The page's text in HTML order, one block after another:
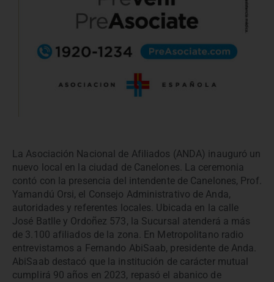
La Asociación Nacional de Afiliados (ANDA) inauguró un
nuevo local en la ciudad de Canelones. La ceremonia
contó con la presencia del intendente de Canelones, Prof.
Yamandú Orsi, el Consejo Administrativo de Anda,
autoridades y referentes locales. Ubicada en la calle
José Batlle y Ordoñez 573, la Sucursal atenderá a más
de 3.100 afiliados de la zona. En Metropolitano radio
entrevistamos a Fernando AbiSaab, presidente de Anda.
AbiSaab destacó que la institución de carácter mutual
cumplirá 90 años en 2023, repasó el abanico de